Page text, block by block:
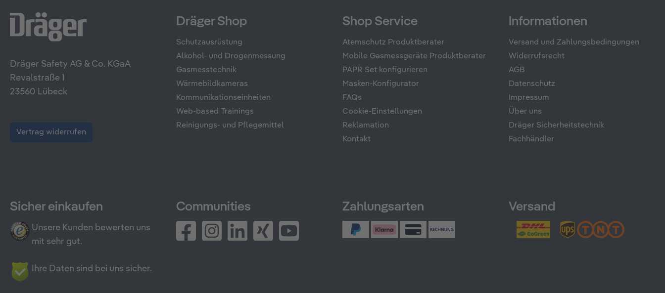
Dräger Safety AG & Co. KGaA
Revalstraße 1
23560 Lübeck
Vertrag widerrufen
Dräger Shop
Schutzausrüstung
Alkohol- und Drogenmessung
Gasmesstechnik
Wärmebildkameras
Kommunikationseinheiten
Web-based Trainings
Reinigungs- und Pflegemittel
Shop Service
Atemschutz Produktberater
Mobile Gasmessgeräte Produktberater
PAPR Set konfigurieren
Masken-Konfigurator
FAQs
Cookie-Einstellungen
Reklamation
Kontakt
Informationen
Versand und Zahlungsbedingungen
Widerrufsrecht
AGB
Datenschutz
Impressum
Über uns
Dräger Sicherheitstechnik
Fachhändler
Sicher einkaufen
Unsere Kunden bewerten uns
mit sehr gut.
Ihre Daten sind bei uns sicher.
Communities Zahlungsarten Versand